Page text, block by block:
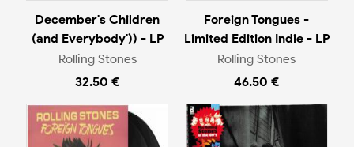
December's Children
(and Everybody')) - LP
Rolling Stones
32.50 €
Foreign Tongues -
Limited Edition Indie - LP
Rolling Stones
46.50 €